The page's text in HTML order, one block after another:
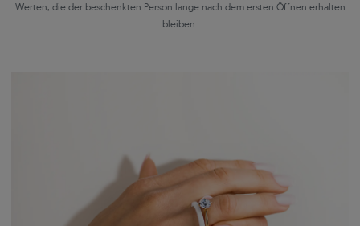
Werten, die der beschenkten Person lange nach dem ersten Öffnen erhalten
bleiben.